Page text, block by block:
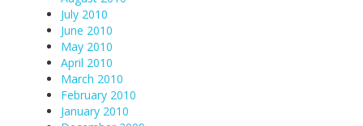
July 2010
June 2010
May 2010
April 2010
March 2010
February 2010
January 2010